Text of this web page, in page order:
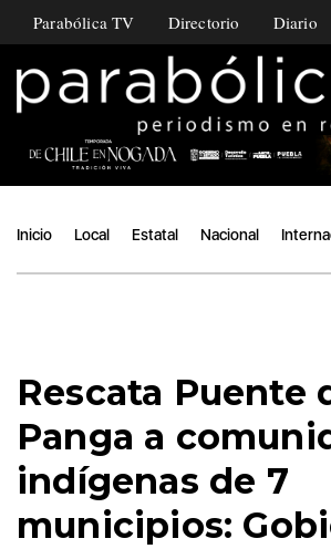
Parabólica TV Directorio Diario
Inicio Local Estatal Nacional
Rescata Puente
Panga a
indígenas de 7
municipios: